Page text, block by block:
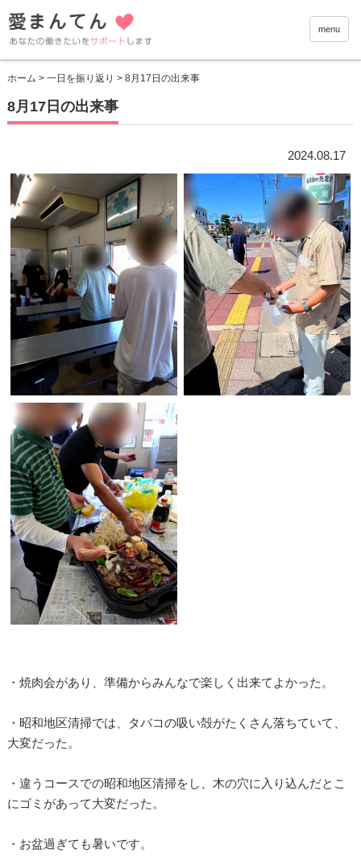
愛まん
menu
ホーム > 一日を振り返り > 8月17日の出来事
8月17日の出来事
2024.08.17
・焼肉会があり、準備からみんなで楽しく出来てよかった。
・昭和地区清掃では、タバコの吸い殻がたくさん落ちていて、
大変だった。
・違うコースでの昭和地区清掃をし、木の穴に入り込んだとこ
にゴミがあって大変だった。
・お盆過ぎても暑いです。